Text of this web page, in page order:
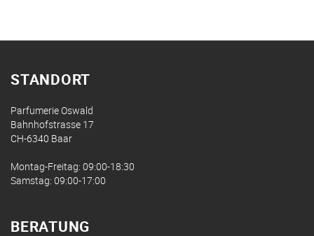
STANDORT
Parfumerie Oswald
Bahnhofstrasse 17
CH-6340 Baar
Montag-Freitag: 09:00-18:30
Samstag: 09:00-17:00
BERATUNG